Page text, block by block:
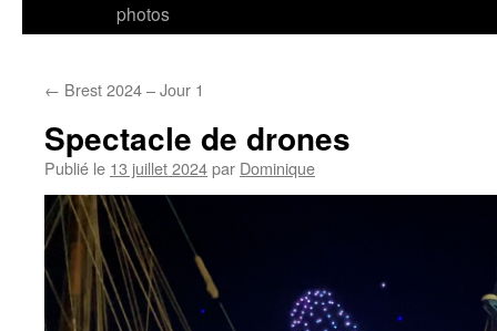
photos
← Brest 2024 – Jour 1
Spectacle de drones
Publié le 13 juillet 2024par Dominique